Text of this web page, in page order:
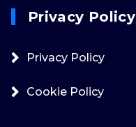
Privacy Policy
Privacy Policy
Cookie Policy